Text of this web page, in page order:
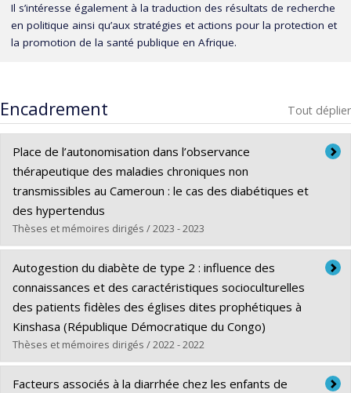
Il s’intéresse également à la traduction des résultats de recherche
en politique ainsi qu’aux stratégies et actions pour la protection et
la promotion de la santé publique en Afrique.
Encadrement Tout déplier
Place de l’autonomisation dans l’observance
thérapeutique des maladies chroniques non
transmissibles au Cameroun : le cas des diabétiques et
des hypertendus
Thèses et mémoires dirigés / 2023 - 2023
Diplômé(e) :Mogueo, Amélie
Cycle :Doctorat
Diplôme obtenu :Ph. D.
Lien vers le document dans Papyrus
Autogestion du diabète de type 2 : influence des
connaissances et des caractéristiques socioculturelles
des patients fidèles des églises dites prophétiques à
Kinshasa (République Démocratique du Congo)
Thèses et mémoires dirigés / 2022 - 2022
Diplômé(e) :Masamba, Nadine Lulendo
Facteurs associés à la diarrhée chez les enfants de